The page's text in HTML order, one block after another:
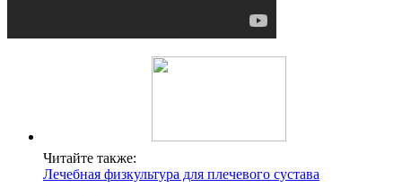
Читайте также:
Лечебная физкультура для плечевого сустава